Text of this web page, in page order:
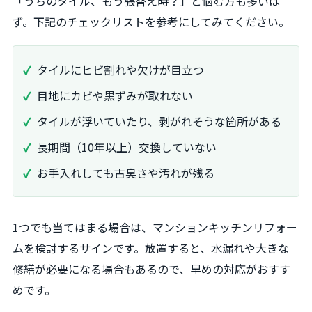
ず。下記のチェックリストを参考にしてみてください。
タイルにヒビ割れや欠けが目立つ
目地にカビや黒ずみが取れない
タイルが浮いていたり、剥がれそうな箇所がある
長期間（10年以上）交換していない
お手入れしても古臭さや汚れが残る
1つでも当てはまる場合は、マンションキッチンリフォー
ムを検討するサインです。放置すると、水漏れや大きな
修繕が必要になる場合もあるので、早めの対応がおすす
めです。